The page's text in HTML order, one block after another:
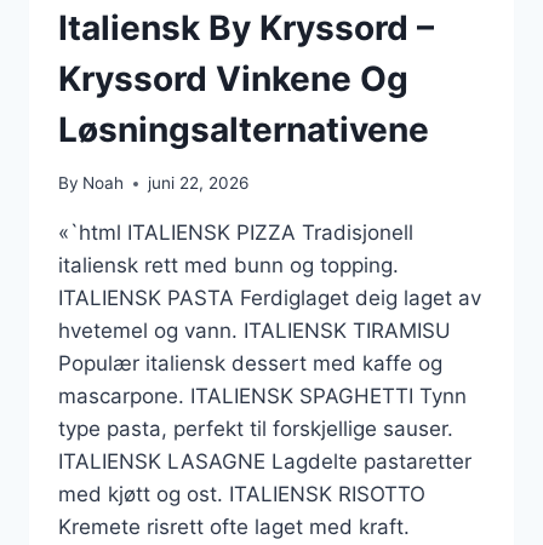
Italiensk By Kryssord –
Kryssord Vinkene Og
Løsningsalternativene
By Noah juni 22, 2026
«`html ITALIENSK PIZZA Tradisjonell
italiensk rett med bunn og topping.
ITALIENSK PASTA Ferdiglaget deig laget av
hvetemel og vann. ITALIENSK TIRAMISU
Populær italiensk dessert med kaffe og
mascarpone. ITALIENSK SPAGHETTI Tynn
type pasta, perfekt til forskjellige sauser.
ITALIENSK LASAGNE Lagdelte pastaretter
med kjøtt og ost. ITALIENSK RISOTTO
Kremete risrett ofte laget med kraft.